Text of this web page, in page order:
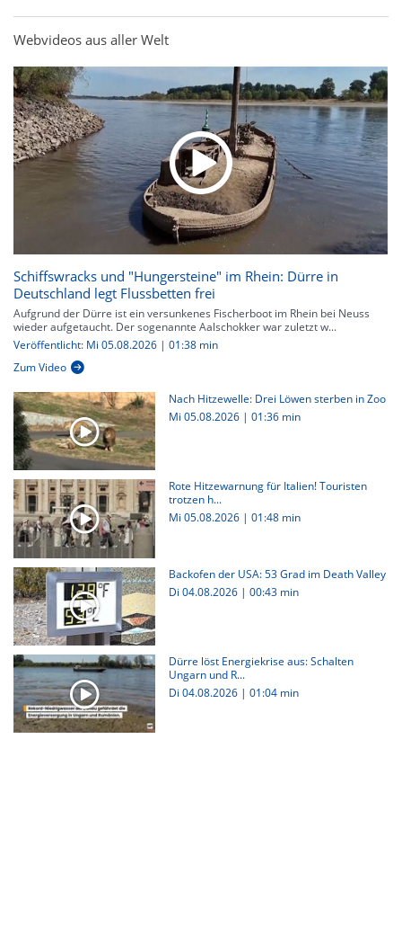
Webvideos aus aller Welt
Schiffswracks und "Hungersteine" im Rhein: Dürre in
Deutschland legt Flussbetten frei
Aufgrund der Dürre ist ein versunkenes Fischerboot im Rhein bei Neuss
wieder aufgetaucht. Der sogenannte Aalschokker war zuletzt w...
Veröffentlicht: Mi 05.08.2026 | 01:38 min
Zum Video
Nach Hitzewelle: Drei Löwen sterben in Zoo
Mi 05.08.2026 | 01:36 min
Rote Hitzewarnung für Italien! Touristen
trotzen h...
Mi 05.08.2026 | 01:48 min
Backofen der USA: 53 Grad im Death Valley
Di 04.08.2026 | 00:43 min
Dürre löst Energiekrise aus: Schalten
Ungarn und R...
Di 04.08.2026 | 01:04 min